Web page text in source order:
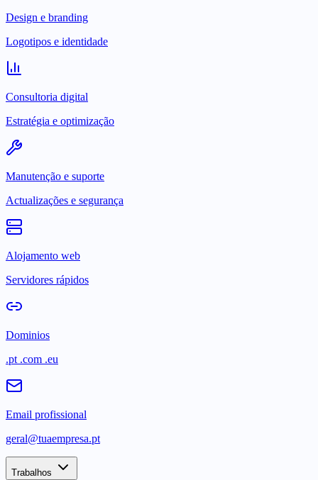
Design e branding
Logotipos e identidade
Consultoria digital
Estratégia e optimização
Manutenção e suporte
Actualizações e segurança
Alojamento web
Servidores rápidos
Dominios
.pt .com .eu
Email profissional
geral@tuaempresa.pt
Trabalhos